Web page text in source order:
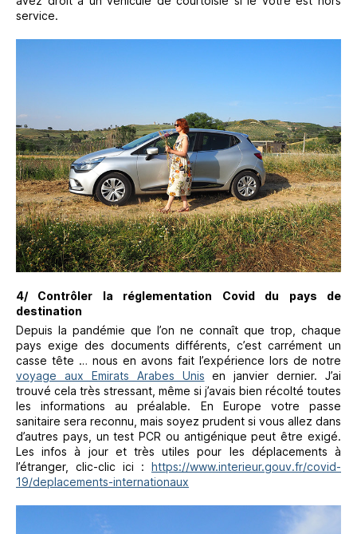
service.
4/ Contrôler la réglementation Covid du pays de
destination
Depuis la pandémie que l’on ne connaît que trop, chaque
pays exige des documents différents, c’est carrément un
casse tête … nous en avons fait l’expérience lors de notre
voyage aux Emirats Arabes Unis en janvier dernier. J’ai
trouvé cela très stressant, même si j’avais bien récolté toutes
les informations au préalable. En Europe votre passe
sanitaire sera reconnu, mais soyez prudent si vous allez dans
d’autres pays, un test PCR ou antigénique peut être exigé.
Les infos à jour et très utiles pour les déplacements à
l’étranger, clic-clic ici : https://www.interieur.gouv.fr/covid-
19/deplacements-internationaux